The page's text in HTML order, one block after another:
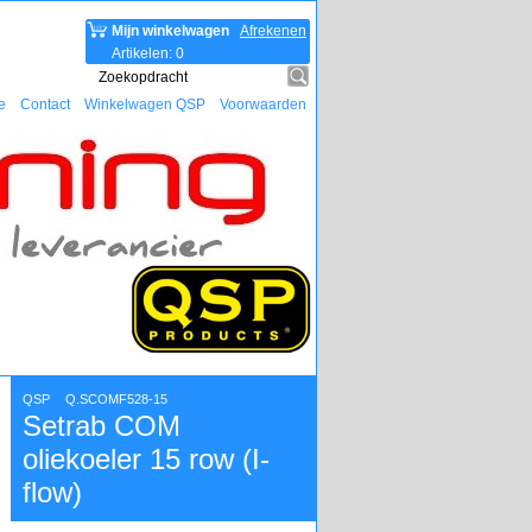
Afrekenen
Mijn winkelwagen
Artikelen: 0
Contact Winkelwagen QSP Voorwaarden
QSP Q.SCOMF528-15
Setrab COM
oliekoeler 15 row (I-
flow)